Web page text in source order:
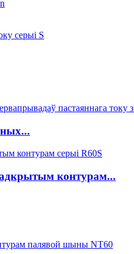
серыі S
контурам...